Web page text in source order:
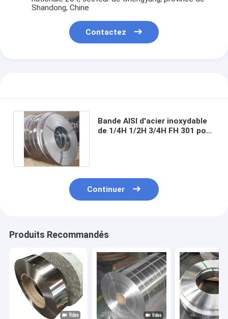
Shandong, Chine
Contactez
Bande AISI d'acier inoxydable
de 1/4H 1/2H 3/4H FH 301 pour
Continuer
Produits Recommandés